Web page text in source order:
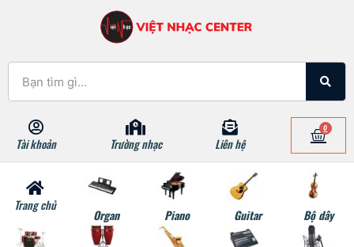
Tài khoản Trường nhạc Liên hệ
0
Trang chủ
Organ Piano Guitar Bộ dây